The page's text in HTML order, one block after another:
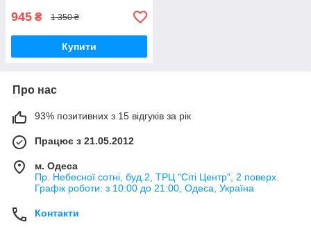
945 ₴ 1 350 ₴
Купити
Про нас
93% позитивних з 15 відгуків за рік
Працює з 21.05.2012
м. Одеса
Пр. Небесної сотні, буд.2, ТРЦ "Сіті Центр", 2 поверх.
Графік роботи: з 10:00 до 21:00, Одеса, Україна
Контакти